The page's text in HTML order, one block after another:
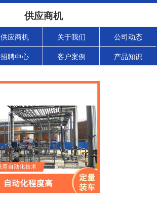
供应商机
供应商机 关于我们 公司动态
招聘中心 客户案例 产品知识